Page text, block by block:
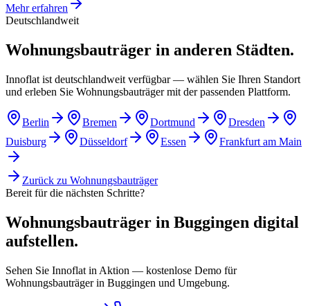
Mehr erfahren
Deutschlandweit
Wohnungsbauträger in anderen Städten.
Innoflat ist deutschlandweit verfügbar — wählen Sie Ihren Standort
und erleben Sie Wohnungsbauträger mit der passenden Plattform.
Berlin Bremen Dortmund
Dresden
Duisburg
Düsseldorf Essen Frankfurt am Main
Zurück zu Wohnungsbauträger
Bereit für die nächsten Schritte?
Wohnungsbauträger in Buggingen digital
aufstellen.
Sehen Sie Innoflat in Aktion — kostenlose Demo für
Wohnungsbauträger in Buggingen und Umgebung.